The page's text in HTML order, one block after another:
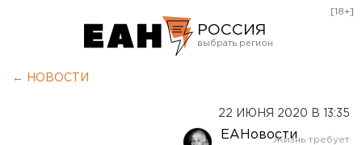
РОССИЯ
[18+]
← НОВОСТИ
22 ИЮНЯ 2020 В 13:35
ЕАНовости